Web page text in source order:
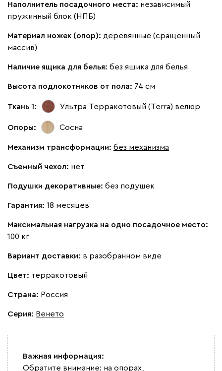
Наполнитель посадочного места: независимый
пружинный блок (НПБ)
Материал ножек (опор): деревянные (сращенный
массив)
Наличие ящика для белья: без ящика для белья
Высота подлокотников от пола: 74 см
Ткань 1: Ультра Терракотовый (Terra) велюр
Опоры: Сосна
Механизм трансформации: без механизма
Съемный чехол: нет
Подушки декоративные: без подушек
Гарантия: 18 месяцев
Максимальная нагрузка на одно посадочное место:
100 кг
Вариант доставки: в разобранном виде
Цвет: терракотовый
Страна: Россия
Серия: Венето
Важная информация:
Обратите внимание: на опорах,